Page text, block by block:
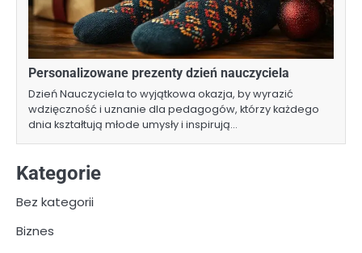
Personalizowane prezenty dzień nauczyciela
Dzień Nauczyciela to wyjątkowa okazja, by wyrazić
wdzięczność i uznanie dla pedagogów, którzy każdego
dnia kształtują młode umysły i inspirują…
Kategorie
Bez kategorii
Biznes